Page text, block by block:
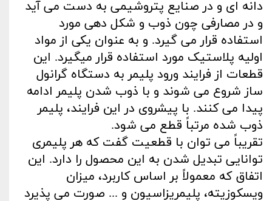
دانه‌ ای و در صنایع پتروشیمی به دست می‌ آید
و در مصارفی چون ذوب و شکل‌ دهی مورد
استفاده قرار می‌ گیرد. و به عنوان یکی از مواد
اولیه پلاستیک مورد استفاده قرار میگیرد. این
قطعات از فرایند ورود پلیمر به دستگاه گرانول
ساز شروع می‌ شوند و با ذوب شدن پلیمر ادامه
پیدا می‌ کنند. با پیشروی در این فرایند، پلیمر
ذوب‌ شده مرتباً قطع می‌ شود.
تقریباً می‌ توان با قطعیت گفت که هر پلیمری
توانایی تبدیل‌ شدن به این محصول را دارد. این
اتفاق که معمولاً بر اساس کاربرد، میزان
ویسکوزیته، پلیمریزاسیون و ... صورت می‌ پذیرد